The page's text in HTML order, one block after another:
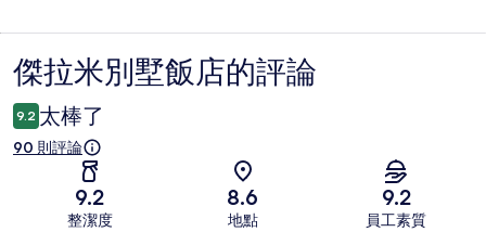
評
論
傑拉米別墅飯店的評論
9.2 太棒了
90 則評論
9.2
整潔度
8.6
地點
9.2
員工素質